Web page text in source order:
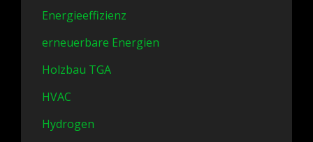
Energieeffizienz
erneuerbare Energien
Holzbau TGA
HVAC
Hydrogen